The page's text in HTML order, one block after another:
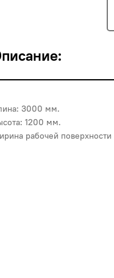
3000 мм.
1200 мм.
рабочей